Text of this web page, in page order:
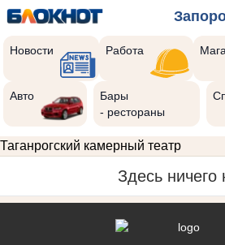
Новости Работа
Авто
Бары
- рестораны
Таганрогский камерный театр
Здесь ничего